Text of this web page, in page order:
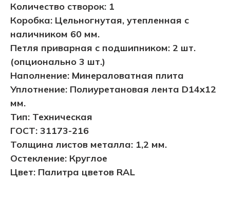
Количество створок: 1
Коробка: Цельногнутая, утепленная с
наличником 60 мм.
Петля приварная с подшипником: 2 шт.
(опционально 3 шт.)
Наполнение: Минераловатная плита
Уплотнение: Полиуретановая лента D14х12
мм.
Тип: Техническая
ГОСТ: 31173-216
Толщина листов металла: 1,2 мм.
Остекление: Круглое
Цвет: Палитра цветов RAL